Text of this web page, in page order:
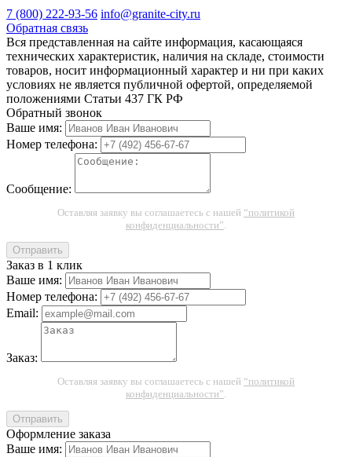
7 (800) 222-93-56 info@granite-city.ru
Обратная связь
Вся представленная на сайте информация, касающаяся
технических характеристик, наличия на складе, стоимости
товаров, носит информационный характер и ни при каких
условиях не является публичной офертой, определяемой
положениями Статьи 437 ГК РФ
Обратный звонок
Ваше имя:
Номер телефона:
Сообщение:
Оставляя заявку вы соглашаетесь с нашей “политикой
конфиденциальности”.
Отправить
Заказ в 1 клик
Ваше имя:
Номер телефона:
Email:
Заказ:
Оставляя заявку вы соглашаетесь с нашей “политикой
конфиденциальности”.
Отправить
Оформление заказа
Ваше имя: